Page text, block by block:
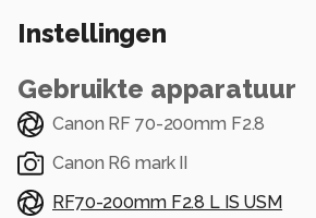
Instellingen
Gebruikte apparatuur
Canon RF 70-200mm F2.8
Canon R6 mark II
RF70-200mm F2.8 L IS USM